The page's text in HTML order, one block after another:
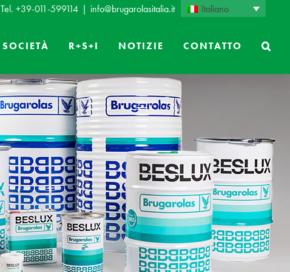
Italiano
Tel. +39-011-599114 | info@brugarolasitalia.it
SOCIETÀ R+S+I NOTIZIE CONTATTO